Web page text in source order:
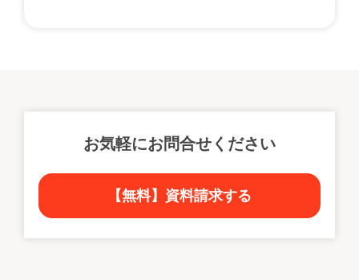
お気軽にお問合せください
【無料】資料請求する